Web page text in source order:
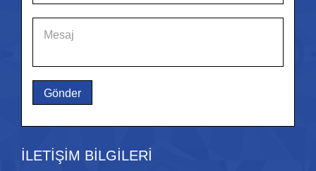
İLETİŞİM BİLGİLERİ